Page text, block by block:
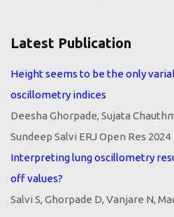
Latest Publication
oscillometry indices
Deesha Ghorpade, Sujata
Sundeep Salvi ERJ Open Res 2024
Interpreting lung oscillometry
off values?
Salvi S, Ghorpade D, Vanjare N,
ERJ Open Res. 2023 Mar